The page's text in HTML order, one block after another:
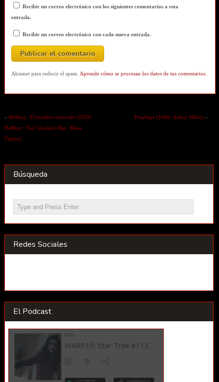
Recibir un correo electrónico con los siguientes comentarios a esta
entrada.
Recibir un correo electrónico con cada nueva entrada.
Akismet para reducir el spam. Aprende cómo se procesan los datos de tus comentarios.
« Hellboy: El hombre retorcido (2024.
Hellboy: The Crooked Man. Brian
Taylor)
Penelope (1966. Arthur Hiller) »
Búsqueda
Redes Sociales
El Podcast